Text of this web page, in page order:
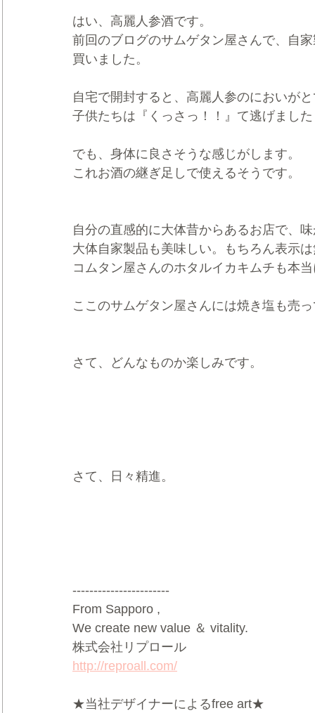
はい、高麗人参酒です。
前回のブログのサムゲタン屋さんで、自
買いました。
自宅で開封すると、高麗人参のにおいが
子供たちは『くっさっ！！』て逃げまし
でも、身体に良さそうな感じがします。
これお酒の継ぎ足しで使えるそうです。
自分の直感的に大体昔からあるお店で、
大体自家製品も美味しい。もちろん表示
コムタン屋さんのホタルイカキムチも本
ここのサムゲタン屋さんには焼き塩も売
さて、どんなものか楽しみです。
さて、日々精進。
-----------------------
From Sapporo ,
We create new value ＆ vitality.
株式会社リプロール
http://reproall.com/
★当社デザイナーによるfree art★